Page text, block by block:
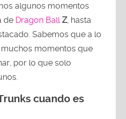
algunos momentos
de Dragon Ball Z , hasta
Sabemos que a lo
momentos que
por lo que solo
cuando es